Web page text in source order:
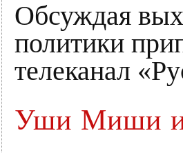
Обсуждая
политики
телеканал
Уши Миши и